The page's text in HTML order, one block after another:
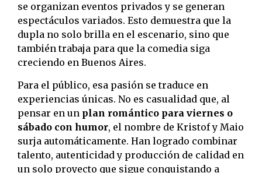
se organizan eventos privados y se generan
espectáculos variados. Esto demuestra que la
dupla no solo brilla en el escenario, sino que
también trabaja para que la comedia siga
creciendo en Buenos Aires.
Para el público, esa pasión se traduce en
experiencias únicas. No es casualidad que, al
pensar en un plan romántico para viernes o
sábado con humor, el nombre de Kristof y Maio
surja automáticamente. Han logrado combinar
talento, autenticidad y producción de calidad en
un solo proyecto que sigue conquistando a